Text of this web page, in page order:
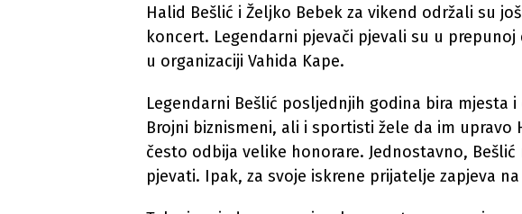
Halid Bešlić i Željko Bebek za vikend održali su
koncert. Legendarni pjevači pjevali su u
u organizaciji Vahida Kape.
Legendarni Bešlić posljednjih godina bira mjesta
Brojni biznismeni, ali i sportisti žele da im upravo
često odbija velike honorare. Jednostavno, Bešlić
pjevati. Ipak, za svoje iskrene prijatelje zapjeva